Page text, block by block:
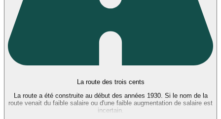
La route des trois cents
La route a été construite au début des années 1930. Si le nom de la
route venait du faible salaire ou d'une faible augmentation de salaire est
incertain.